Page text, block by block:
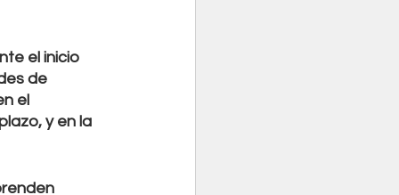
el inicio
de
el
y en la